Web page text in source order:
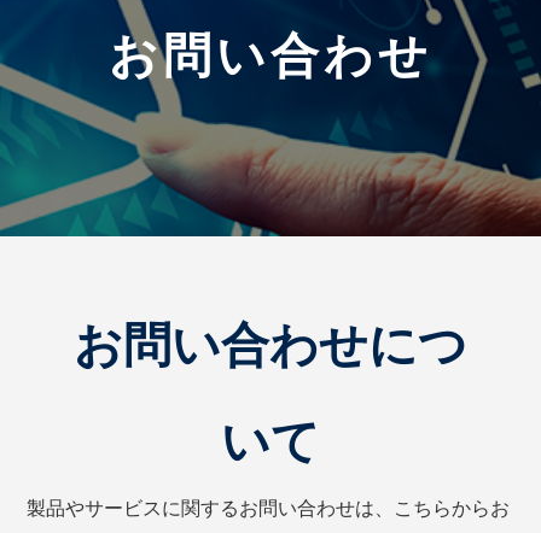
お問い合わせ
お問い合わせにつ
いて
製品やサービスに関するお問い合わせは、こちらからお